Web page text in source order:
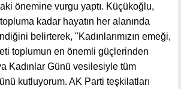
önemine vurgu yaptı. Küçükoğlu,
kadar hayatın her alanında
belirterek, "Kadınlarımızın emeği,
toplumun en önemli güçlerinden
Kadınlar Günü vesilesiyle tüm
kutluyorum. AK Parti teşkilatları